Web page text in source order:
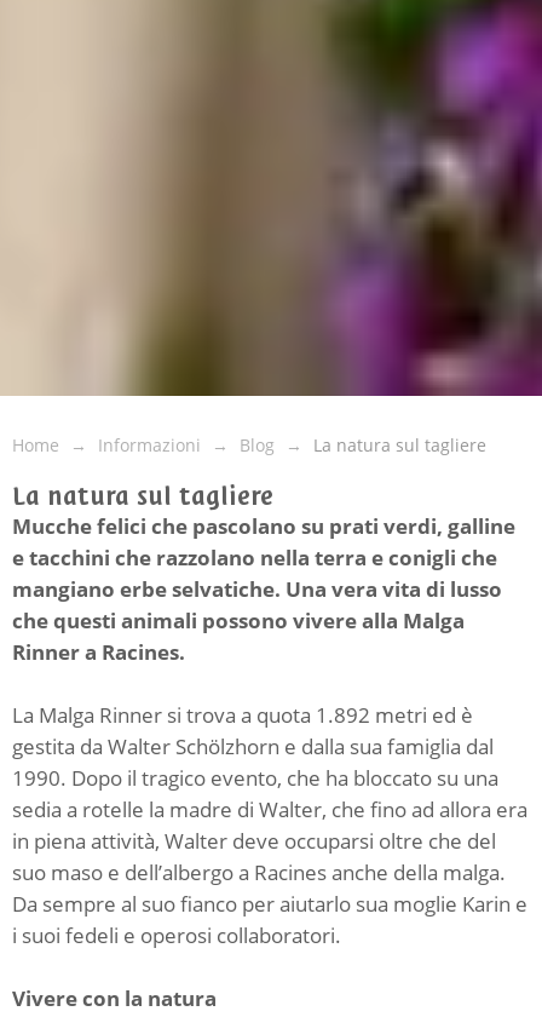
Home Informazioni Blog La natura sul tagliere
La natura sul tagliere
Mucche felici che pascolano su prati verdi, galline
e tacchini che razzolano nella terra e conigli che
mangiano erbe selvatiche. Una vera vita di lusso
che questi animali possono vivere alla Malga
Rinner a Racines.
La Malga Rinner si trova a quota 1.892 metri ed è
gestita da Walter Schölzhorn e dalla sua famiglia dal
1990. Dopo il tragico evento, che ha bloccato su una
sedia a rotelle la madre di Walter, che fino ad allora era
in piena attività, Walter deve occuparsi oltre che del
suo maso e dell’albergo a Racines anche della malga.
Da sempre al suo fianco per aiutarlo sua moglie Karin e
i suoi fedeli e operosi collaboratori.
Vivere con la natura